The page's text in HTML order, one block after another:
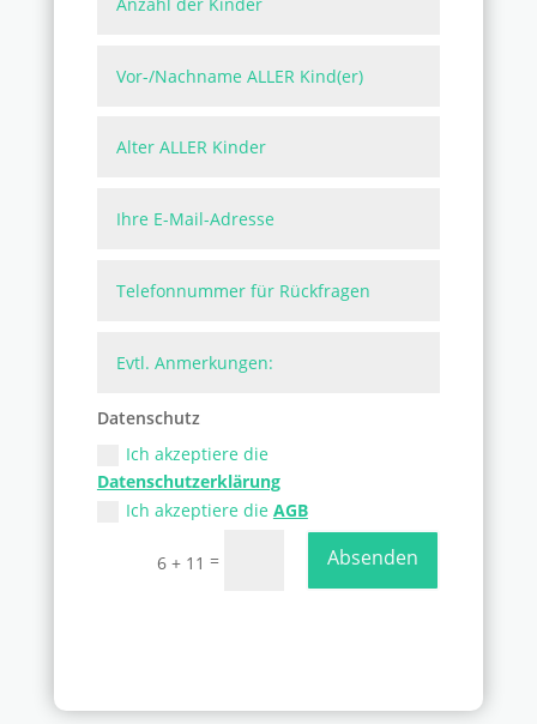
Datenschutz
Ich akzeptiere die
Datenschutzerklärung
Ich akzeptiere die AGB
6 + 11 = Absenden